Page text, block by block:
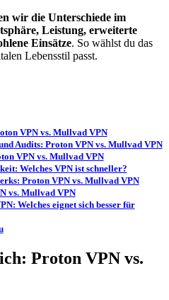
wir die Unterschiede im
Leistung, erweiterte
Einsätze. So wählst du das
Lebensstil passt.
VPN vs. Mullvad VPN
Audits: Proton VPN vs. Mullvad VPN
VPN vs. Mullvad VPN
Welches VPN ist schneller?
Proton VPN vs. Mullvad VPN
vs. Mullvad VPN
Welches eignet sich besser für
Proton VPN vs.